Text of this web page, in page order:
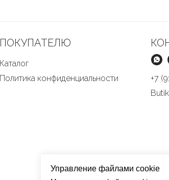
ПОКУПАТЕЛЮ
Каталог
Политика конфиденциальности
+7
Управление файлами cookie